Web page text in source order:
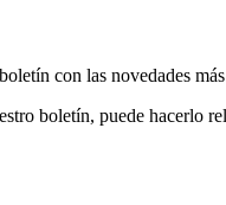
con las novedades más
boletín, puede hacerlo